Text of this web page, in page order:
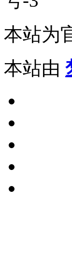
本站为
本站由